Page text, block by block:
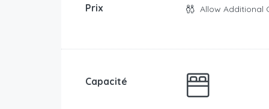
Prix Allow Additional
Capacité